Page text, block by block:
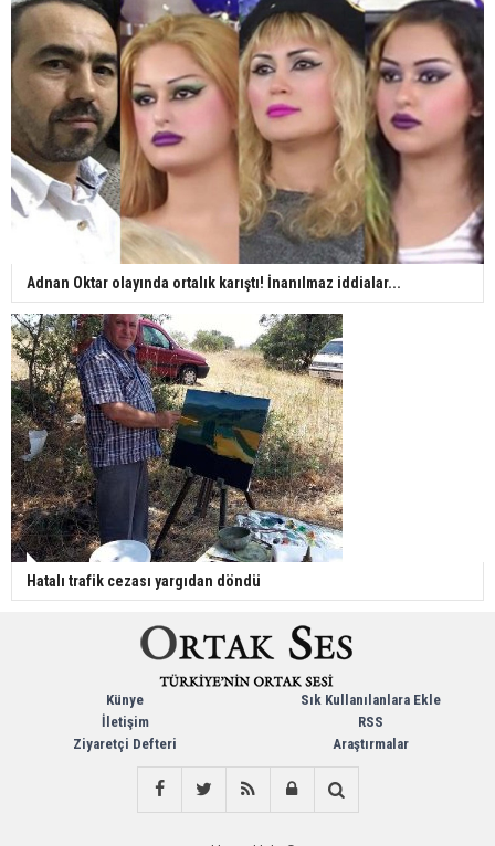
Adnan Oktar olayında ortalık karıştı! İnanılmaz iddialar...
Hatalı trafik cezası yargıdan döndü
Künye
İletişim
Ziyaretçi Defteri
Sık Kullanılanlara Ekle
RSS
Araştırmalar